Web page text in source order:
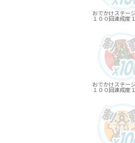
おでかけステー
１００回達成度
おでかけステー
１００回達成度